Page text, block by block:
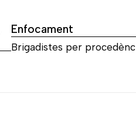
Enfocament
Brigadistes per